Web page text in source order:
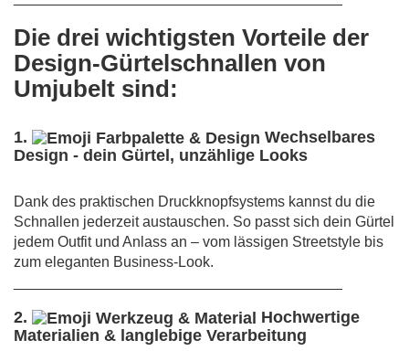
Die drei wichtigsten Vorteile der
Design-Gürtelschnallen von
Umjubelt sind:
1.
Wechselbares
Design - dein Gürtel, unzählige Looks
Dank des praktischen Druckknopfsystems kannst du die
Schnallen jederzeit austauschen. So passt sich dein Gürtel
jedem Outfit und Anlass an – vom lässigen Streetstyle bis
zum eleganten Business-Look.
2.
Hochwertige
Materialien & langlebige Verarbeitung